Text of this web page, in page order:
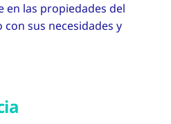
las propiedades del
sus necesidades y